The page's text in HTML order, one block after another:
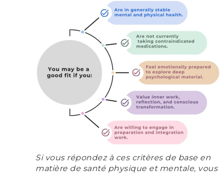
Si vous répondez à ces critères de base en
matière de santé physique et mentale, vous